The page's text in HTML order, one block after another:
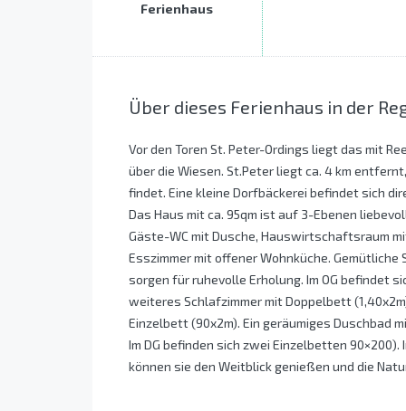
Ferienhaus
Über dieses Ferienhaus in der
Vor den Toren St. Peter-Ordings liegt das mit
über die Wiesen. St.Peter liegt ca. 4 km
findet. Eine kleine Dorfbäckerei befindet sich
Das Haus mit ca. 95qm ist auf 3-Ebenen
Gäste-WC mit Dusche, Hauswirtschaftsraum
Esszimmer mit offener Wohnküche. Gemütliche
sorgen für ruhevolle Erholung. Im OG befindet
weiteres Schlafzimmer mit Doppelbett
Einzelbett (90x2m). Ein geräumiges Duschbad
Im DG befinden sich zwei Einzelbetten
können sie den Weitblick genießen und die